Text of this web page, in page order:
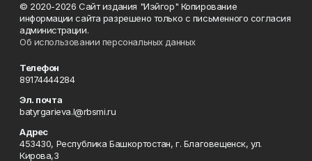
© 2020-2026 Сайт издания "Иэйгор" Копирование
информации сайта разрешено только с письменного согласия
администрации.
Об использовании персональных данных
Телефон
89174444284
Эл. почта
batyrgarieva.l@rbsmi.ru
Адрес
453430, Республика Башкортостан, г. Благовещенск, ул.
Кирова,3